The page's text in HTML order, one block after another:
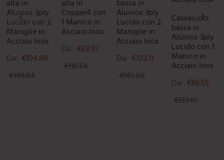
alta in
Aluinox 3ply
Lucido con 2
Maniglie in
Acciaio Inox
Da: €104.88
€149.84
alta in
Copper4 con
1 Manico in
Acciaio Inox
Da: €82.97
€118.54
bassa in
Aluinox 3ply
Lucido con 2
Maniglie in
Acciaio Inox
Da: €102.11
€145.88
Casseruola
bassa in
Aluinox 3ply
Lucido con 1
Manico in
Acciaio Inox
Da: €86.55
€123.65